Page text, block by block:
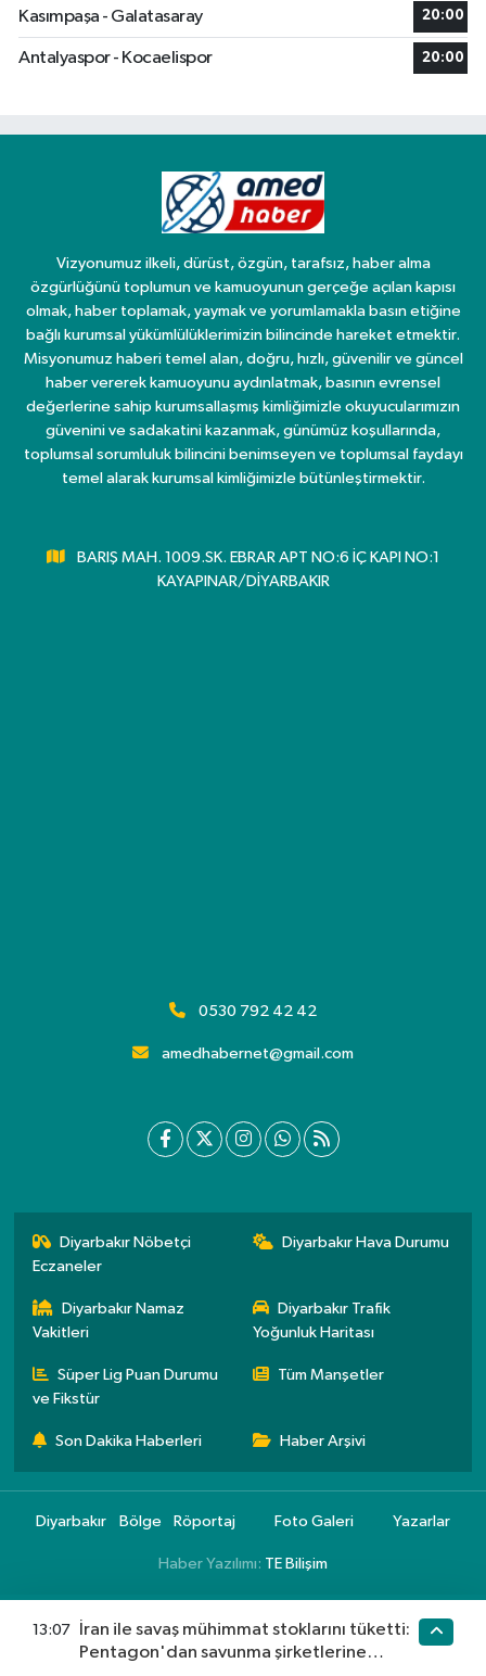
Kasımpaşa - Galatasaray 20:00
Antalyaspor - Kocaelispor 20:00
Vizyonumuz ilkeli, dürüst, özgün, tarafsız, haber alma
özgürlüğünü toplumun ve kamuoyunun gerçeğe açılan kapısı
olmak, haber toplamak, yaymak ve yorumlamakla basın etiğine
bağlı kurumsal yükümlülüklerimizin bilincinde hareket etmektir.
Misyonumuz haberi temel alan, doğru, hızlı, güvenilir ve güncel
haber vererek kamuoyunu aydınlatmak, basının evrensel
değerlerine sahip kurumsallaşmış kimliğimizle okuyucularımızın
güvenini ve sadakatini kazanmak, günümüz koşullarında,
toplumsal sorumluluk bilincini benimseyen ve toplumsal faydayı
temel alarak kurumsal kimliğimizle bütünleştirmektir.
BARIŞ MAH. 1009.SK. EBRAR APT NO:6 İÇ KAPI NO:1
KAYAPINAR/DİYARBAKIR
0530 792 42 42
amedhabernet@gmail.com
Diyarbakır Nöbetçi
Eczaneler
Diyarbakır Hava Durumu
Diyarbakır Namaz
Vakitleri
Diyarbakır Trafik
Yoğunluk Haritası
Süper Lig Puan Durumu
ve Fikstür
Tüm Manşetler
Son Dakika Haberleri Haber Arşivi
Diyarbakır Bölge Röportaj Foto Galeri Yazarlar
Haber Yazılımı: TE Bilişim
13:07
İran ile savaş mühimmat stoklarını tüketti:
Pentagon'dan savunma şirketlerine